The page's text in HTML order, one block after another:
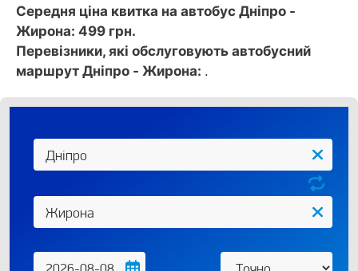
Середня ціна квитка на автобус Дніпро -
Жирона: 499 грн.
Перевізники, які обслуговують автобусний
маршрут Дніпро - Жирона: .